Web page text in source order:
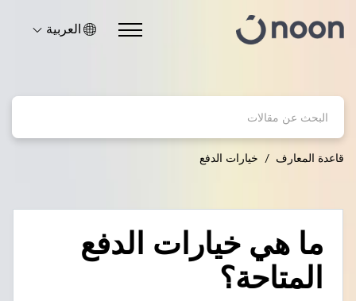
العربية
قاعدة المعارف خيارات الدفع
ما هي خيارات الدفع
المتاحة؟